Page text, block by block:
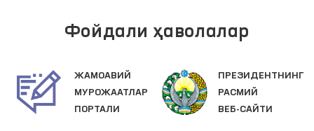
Фойдали ҳаволалар
ПРЕЗИДЕНТНИНГ
РАСМИЙ
ВЕБ-САЙТИ
ОЛИЙ МАЖЛИС
ҚОНУНЧИЛИК
ПАЛАТАСИ